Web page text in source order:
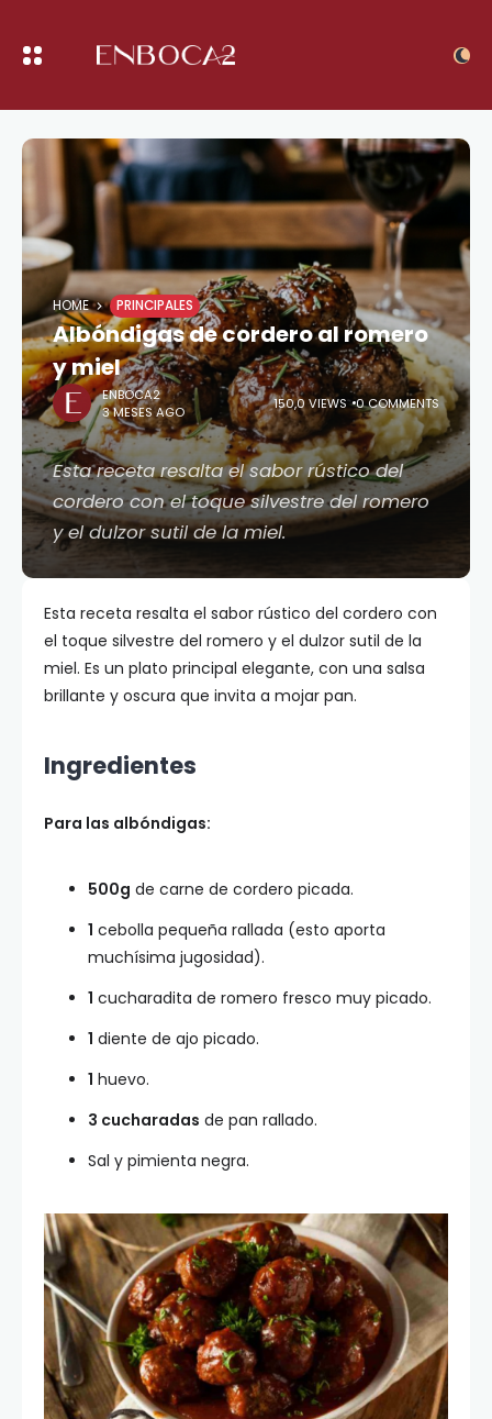
HOME PRINCIPALES
Albóndigas de cordero al romero
y miel
ENBOCA2
3 MESES AGO
150,0 VIEWS 0 COMMENTS
Esta receta resalta el sabor rústico del
cordero con el toque silvestre del romero
y el dulzor sutil de la miel.
Esta receta resalta el sabor rústico del cordero con
el toque silvestre del romero y el dulzor sutil de la
miel. Es un plato principal elegante, con una salsa
brillante y oscura que invita a mojar pan.
Ingredientes
Para las albóndigas:
500g de carne de cordero picada.
1 cebolla pequeña rallada (esto aporta
muchísima jugosidad).
1 cucharadita de romero fresco muy picado.
1 diente de ajo picado.
1 huevo.
3 cucharadas de pan rallado.
Sal y pimienta negra.